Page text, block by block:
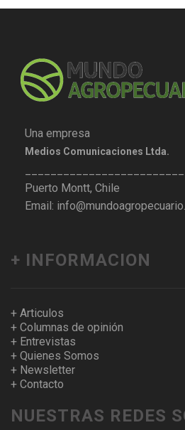
Una empresa
Medios Comunicaciones Ltda.
Puerto Montt, Chile
Email:
+ INFORMACION
+ Articulos
+ Columnas de opinión
+ Entrevistas
+ Quienes Somos
+ Newsletter
+ Contacto
NUESTRAS REDES